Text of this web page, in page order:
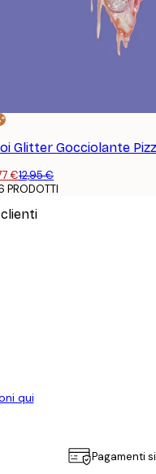
Glitter Gocciolante
€12,95 €
PRODOTTI
qui
Pagamenti